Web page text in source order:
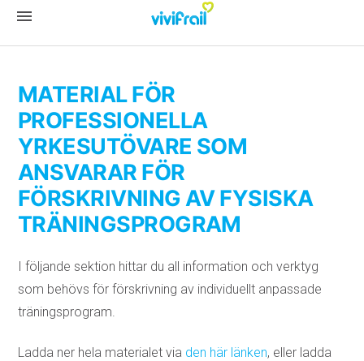
menu
MATERIAL FÖR
PROFESSIONELLA
YRKESUTÖVARE SOM
ANSVARAR FÖR
FÖRSKRIVNING AV FYSISKA
TRÄNINGSPROGRAM
I följande sektion hittar du all information och verktyg
som behövs för förskrivning av individuellt anpassade
träningsprogram.
Ladda ner hela materialet via den här länken, eller ladda